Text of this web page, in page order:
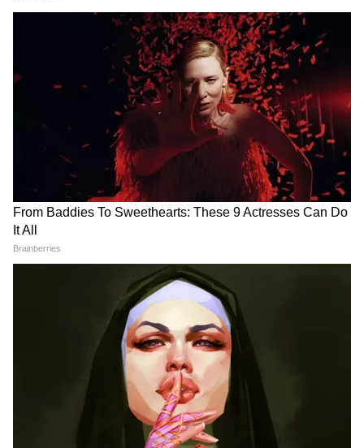
5
Image Credit : Pinterest
जग प्लांटर आइडिया
अगर आपके पास स्टील या सेरेमिक का जग पड़ा हुआ है,
तो उससे खूबसूरत इंडोर प्लांटर बनाया जा सकता है।
इसके लिए व्हाइट, रेड या पेस्टल कलर का इस्तेमाल करें।
आप इसमें स्नेक प्लांट, मनी प्लांट या बेल वाले पौधे
लगाकर इसे सेंटर टेबल, विंडो या कॉर्नर टेबल पर सजा